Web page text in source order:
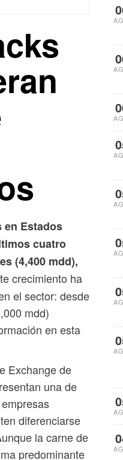
en Estados
cuatro
(4,400 mdd),
crecimiento ha
el sector: desde
mdd)
en esta
Exchange de
una de
diferenciarse
la carne de
predominante